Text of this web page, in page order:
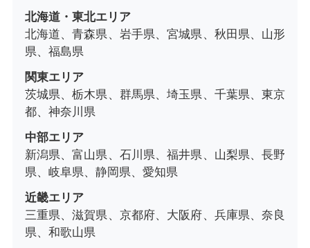
北海道・東北エリア
北海道、青森県、岩手県、宮城県、秋田県、山形
県、福島県
関東エリア
茨城県、栃木県、群馬県、埼玉県、千葉県、東京
都、神奈川県
中部エリア
新潟県、富山県、石川県、福井県、山梨県、長野
県、岐阜県、静岡県、愛知県
近畿エリア
三重県、滋賀県、京都府、大阪府、兵庫県、奈良
県、和歌山県